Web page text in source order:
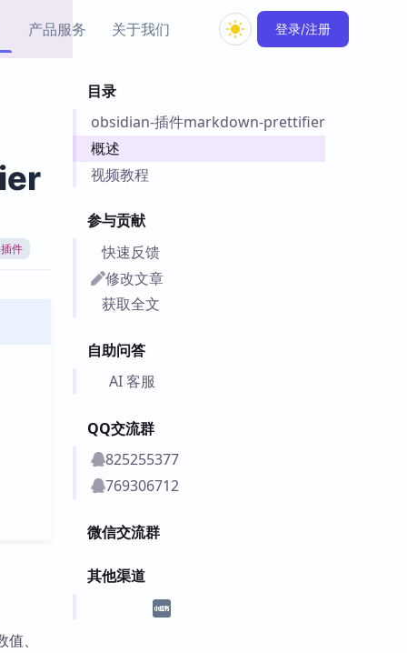
产品服务
思维导图插件
出品的闪念笔记
Obsidian 教程
关于我们 登录/注册
目录
obsidian-插件markdown-prettifier
概述
视频教程
参与贡献
快速反馈
修改文章
获取全文
自助问答
AI 客服
QQ交流群
825255377
769306712
微信交流群
其他渠道
件
、